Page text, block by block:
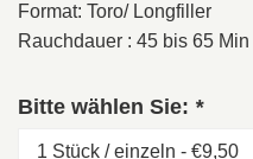
Format: Toro/ Longfiller
Rauchdauer : 45 bis 65 Min
Bitte wählen Sie: *